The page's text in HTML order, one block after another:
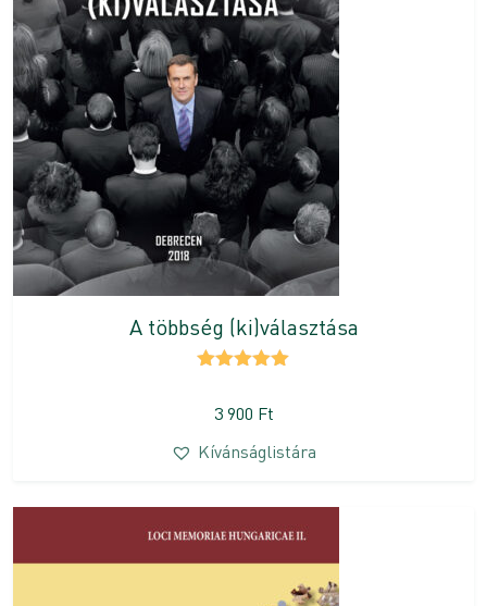
A többség (ki)választása
3 900 Ft
Kívánságlistára